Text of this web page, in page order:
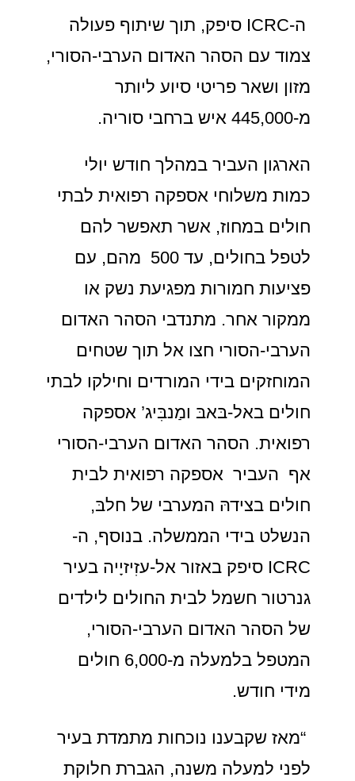
ה-ICRC סיפק, תוך שיתוף פעולה
צמוד עם הסהר האדום הערבי-הסורי,
מזון ושאר פריטי סיוע ליותר
מ-445,000 איש ברחבי סוריה.
הארגון העביר במהלך חודש יולי
כמות משלוחי אספקה רפואית לבתי
חולים במחוז, אשר תאפשר להם
לטפל בחולים, עד 500 מהם, עם
פציעות חמורות מפגיעת נשק או
ממקור אחר. מתנדבי הסהר האדום
הערבי-הסורי חצו אל תוך שטחים
המוחזקים בידי המורדים וחילקו לבתי
חולים באל-בּאבּ ומַנבִּיג’ אספקה
רפואית. הסהר האדום הערבי-הסורי
אף העביר אספקה רפואית לבית
חולים בצידהּ המערבי של חלבּ,
הנשלט בידי הממשלה. בנוסף, ה-
ICRC סיפק באזור אל-עזִיזיָיה בעיר
גנרטור חשמל לבית החולים לילדים
של הסהר האדום הערבי-הסורי,
המטפל בלמעלה מ-6,000 חולים
מידי חודש.
“מאז שקבענו נוכחות מתמדת בעיר
לפני למעלה משנה, הגברת חלוקת